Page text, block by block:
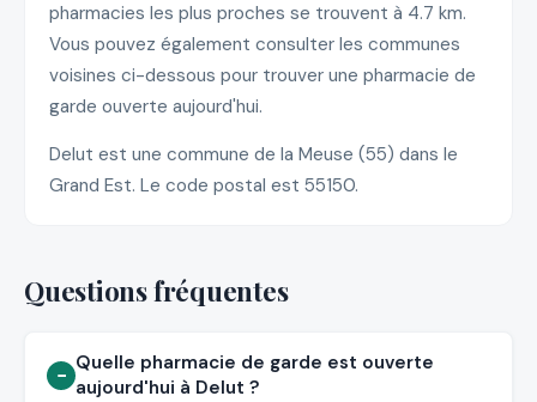
pharmacies les plus proches se trouvent à 4.7 km.
Vous pouvez également consulter les communes
voisines ci-dessous pour trouver une pharmacie de
garde ouverte aujourd'hui.
Delut est une commune de la Meuse (55) dans le
Grand Est. Le code postal est 55150.
Questions fréquentes
Quelle pharmacie de garde est ouverte
aujourd'hui à Delut ?